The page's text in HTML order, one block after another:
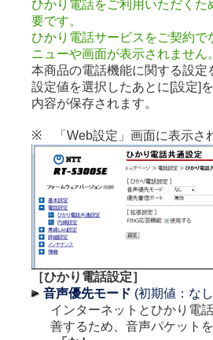
ひかり電話をご利用いただく
要です。
ひかり電話サービスをご契約
ニューや画面が表示されません。
本商品の電話機能に関する設定
設定値を選択したあとに[設定]
内容が保存されます。
※ 「Web設定」画面に表示さ
［ひかり電話設定］
音声優先モード (初期値：な
インターネットとひかり電
善するため、音声パケット